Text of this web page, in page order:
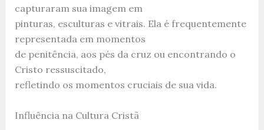
capturaram sua imagem em
pinturas, esculturas e vitrais. Ela é frequentemente
representada em momentos
de penitência, aos pés da cruz ou encontrando o
Cristo ressuscitado,
refletindo os momentos cruciais de sua vida.
Influência na Cultura Cristã